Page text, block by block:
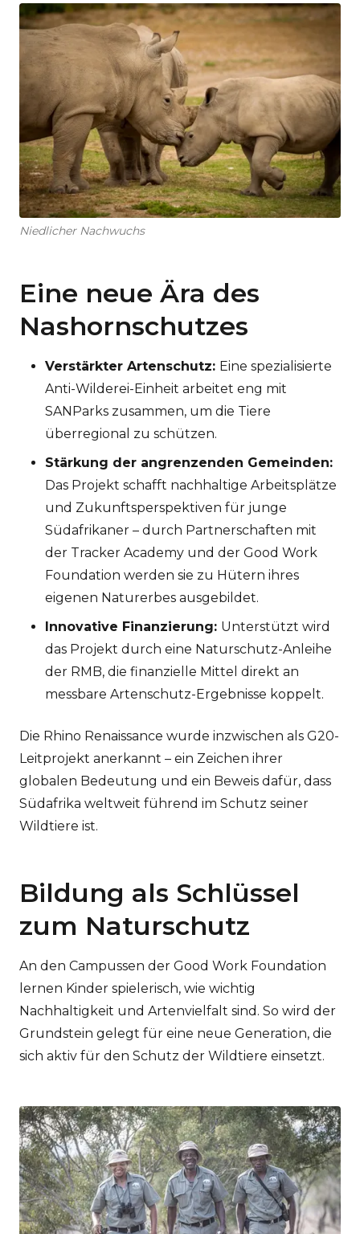
Niedlicher Nachwuchs
Eine neue Ära des
Nashornschutzes
Verstärkter Artenschutz: Eine spezialisierte
Anti-Wilderei-Einheit arbeitet eng mit
SANParks zusammen, um die Tiere
überregional zu schützen.
Stärkung der angrenzenden Gemeinden:
Das Projekt schafft nachhaltige Arbeitsplätze
und Zukunftsperspektiven für junge
Südafrikaner – durch Partnerschaften mit
der Tracker Academy und der Good Work
Foundation werden sie zu Hütern ihres
eigenen Naturerbes ausgebildet.
Innovative Finanzierung: Unterstützt wird
das Projekt durch eine Naturschutz-Anleihe
der RMB, die finanzielle Mittel direkt an
messbare Artenschutz-Ergebnisse koppelt.
Die Rhino Renaissance wurde inzwischen als G20-
Leitprojekt anerkannt – ein Zeichen ihrer
globalen Bedeutung und ein Beweis dafür, dass
Südafrika weltweit führend im Schutz seiner
Wildtiere ist.
Bildung als Schlüssel
zum Naturschutz
An den Campussen der Good Work Foundation
lernen Kinder spielerisch, wie wichtig
Nachhaltigkeit und Artenvielfalt sind. So wird der
Grundstein gelegt für eine neue Generation, die
sich aktiv für den Schutz der Wildtiere einsetzt.